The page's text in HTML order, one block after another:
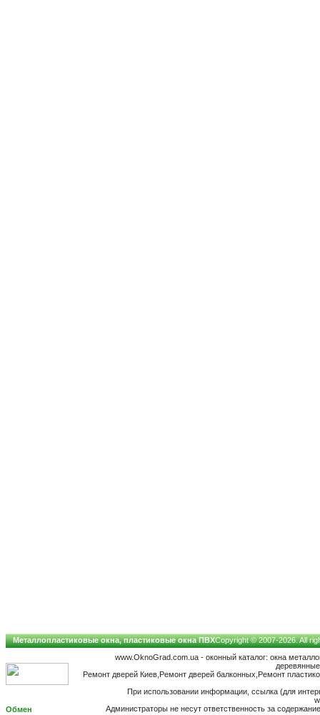
Металлопластиковые окна, пластиковые окна ПВХCopyright © 2007-2026. All
www.OknoGrad.com.ua - оконный каталог: окна
Ремонт дверей Киев,Ремонт дверей балконных,Ремонт
При использовании информации, ссылка (для
Администраторы не несут ответственность за
Обмен